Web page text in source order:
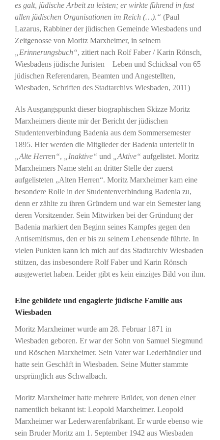
es galt, jüdische Arbeit zu leisten; er wirkte führend in fast
allen jüdischen Organisationen im Reich (…).“ (Paul
Lazarus, Rabbiner der jüdischen Gemeinde Wiesbadens und
Zeitgenosse von Moritz Marxheimer, in seinem
„Erinnerungsbuch“, zitiert nach Rolf Faber / Karin Rönsch,
Wiesbadens jüdische Juristen – Leben und Schicksal von 65
jüdischen Referendaren, Beamten und Angestellten,
Wiesbaden, Schriften des Stadtarchivs Wiesbaden, 2011)
Als Ausgangspunkt dieser biographischen Skizze Moritz
Marxheimers diente mir der Bericht der jüdischen
Studentenverbindung Badenia aus dem Sommersemester
1895. Hier werden die Mitglieder der Badenia unterteilt in
„Alte Herren“, „Inaktive“ und„Aktive“ aufgelistet. Moritz
Marxheimers Name steht an dritter Stelle der zuerst
aufgelisteten „Alten Herren“. Moritz Marxheimer kam eine
besondere Rolle in der Studentenverbindung Badenia zu,
denn er zählte zu ihren Gründern und war ein Semester lang
deren Vorsitzender. Sein Mitwirken bei der Gründung der
Badenia markiert den Beginn seines Kampfes gegen den
Antisemitismus, den er bis zu seinem Lebensende führte. In
vielen Punkten kann ich mich auf das Stadtarchiv Wiesbaden
stützen, das insbesondere Rolf Faber und Karin Rönsch
ausgewertet haben. Leider gibt es kein einziges Bild von ihm.
Eine gebildete und engagierte jüdische Familie aus
Wiesbaden
Moritz Marxheimer wurde am 28. Februar 1871 in
Wiesbaden geboren. Er war der Sohn von Samuel Siegmund
und Röschen Marxheimer. Sein Vater war Lederhändler und
hatte sein Geschäft in Wiesbaden. Seine Mutter stammte
ursprünglich aus Schwalbach.
Moritz Marxheimer hatte mehrere Brüder, von denen einer
namentlich bekannt ist: Leopold Marxheimer. Leopold
Marxheimer war Lederwarenfabrikant. Er wurde ebenso wie
sein Bruder Moritz am 1. September 1942 aus Wiesbaden